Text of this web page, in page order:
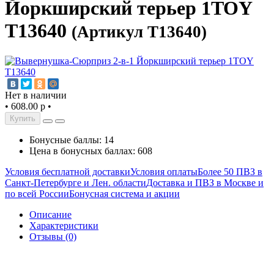
Йоркширский терьер 1TOY
Т13640 (Артикул Т13640)
Нет в наличии
• 608.00 р •
Купить
Бонусные баллы: 14
Цена в бонусных баллах: 608
Условия бесплатной доставкиУсловия оплатыБолее 50 ПВЗ в
Санкт-Петербурге и Лен. областиДоставка и ПВЗ в Москве и
по всей РоссииБонусная система и акции
Описание
Характеристики
Отзывы (0)